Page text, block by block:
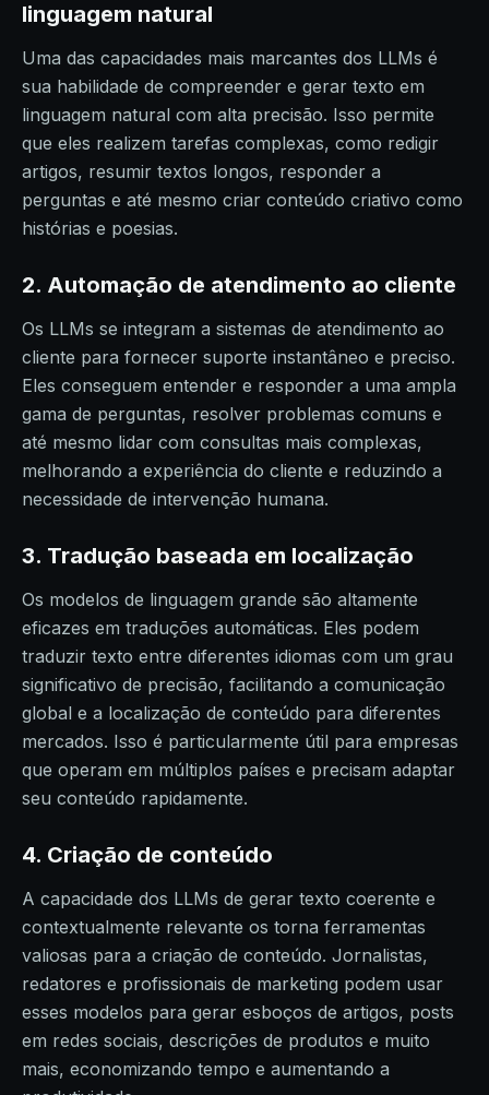
linguagem natural
Uma das capacidades mais marcantes dos LLMs é
sua habilidade de compreender e gerar texto em
linguagem natural com alta precisão. Isso permite
que eles realizem tarefas complexas, como redigir
artigos, resumir textos longos, responder a
perguntas e até mesmo criar conteúdo criativo como
histórias e poesias.
2. Automação de atendimento ao cliente
Os LLMs se integram a sistemas de atendimento ao
cliente para fornecer suporte instantâneo e preciso.
Eles conseguem entender e responder a uma ampla
gama de perguntas, resolver problemas comuns e
até mesmo lidar com consultas mais complexas,
melhorando a experiência do cliente e reduzindo a
necessidade de intervenção humana.
3. Tradução baseada em localização
Os modelos de linguagem grande são altamente
eficazes em traduções automáticas. Eles podem
traduzir texto entre diferentes idiomas com um grau
significativo de precisão, facilitando a comunicação
global e a localização de conteúdo para diferentes
mercados. Isso é particularmente útil para empresas
que operam em múltiplos países e precisam adaptar
seu conteúdo rapidamente.
4. Criação de conteúdo
A capacidade dos LLMs de gerar texto coerente e
contextualmente relevante os torna ferramentas
valiosas para a criação de conteúdo. Jornalistas,
redatores e profissionais de marketing podem usar
esses modelos para gerar esboços de artigos, posts
em redes sociais, descrições de produtos e muito
mais, economizando tempo e aumentando a